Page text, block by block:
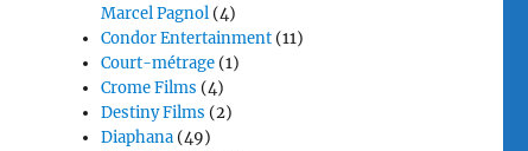
Marcel Pagnol (4)
Condor Entertainment (11)
Court-métrage (1)
Crome Films (4)
Destiny Films (2)
Diaphana (49)